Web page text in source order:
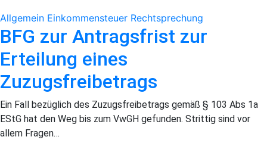
Allgemein Einkommensteuer Rechtsprechung
BFG zur Antragsfrist zur
Erteilung eines
Zuzugsfreibetrags
Ein Fall bezüglich des Zuzugsfreibetrags gemäß § 103 Abs 1a
EStG hat den Weg bis zum VwGH gefunden. Strittig sind vor
allem Fragen…